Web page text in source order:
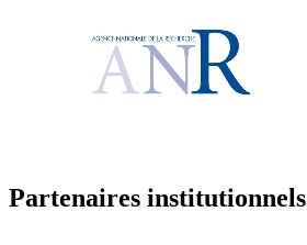
Partenaires institutionnels